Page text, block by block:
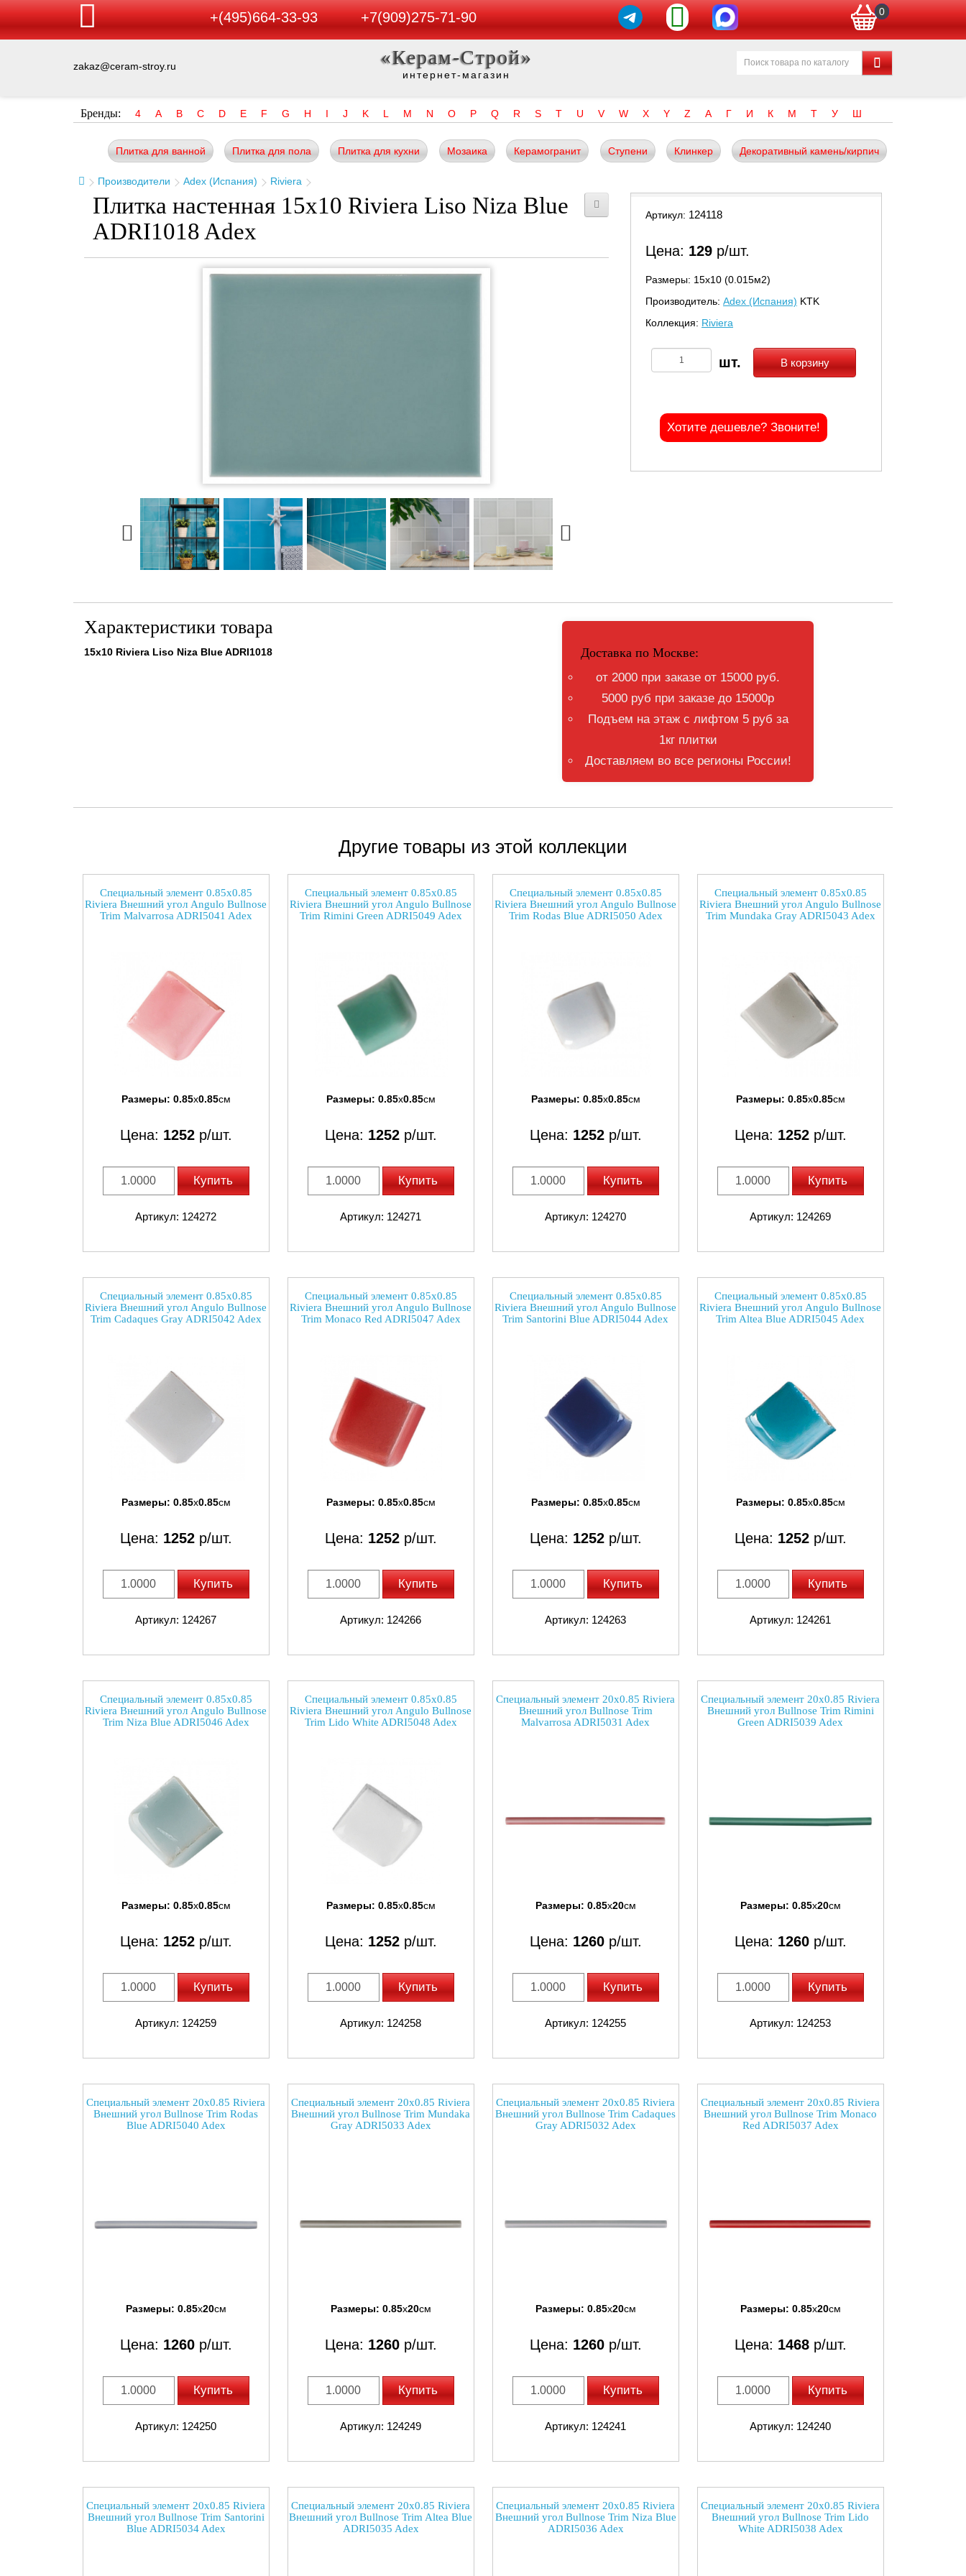
+(495)664-33-93 +7(909)275-71-90 0
zakaz@ceram-stroy.ru «Керам-Строй»
интернет-магазин
Бренды: 4 A B C D E F G H I J K L M N O P Q R S T U V W X Y Z А Г И К М Т У Ш
Плитка для ванной Плитка для пола Плитка для кухни Мозаика Керамогранит Ступени Клинкер Декоративный камень/кирпич
Производители Adex (Испания) Riviera
Плитка настенная 15x10 Riviera Liso Niza Blue
ADRI1018 Adex
Артикул: 124118
Цена: 129 р/шт.
Размеры: 15х10 (0.015м2)
Производитель: Adex (Испания) KTK
Коллекция: Riviera
В корзину
Хотите дешевле? Звоните!
Характеристики товара
15x10 Riviera Liso Niza Blue ADRI1018 Доставка по Москве:
от 2000 при заказе от 15000 руб.
5000 руб при заказе до 15000р
Подъем на этаж с лифтом 5 руб за
1кг плитки
Доставляем во все регионы России!
Другие товары из этой коллекции
Специальный элемент 0.85x0.85
Riviera Внешний угол Angulo Bullnose
Trim Malvarrosa ADRI5041 Adex
Размеры: 0.85x0.85см
Цена: 1252р/шт.
Купить
Артикул: 124272
Специальный элемент 0.85x0.85
Riviera Внешний угол Angulo Bullnose
Trim Rimini Green ADRI5049 Adex
Размеры: 0.85x0.85см
Цена: 1252р/шт.
Купить
Артикул: 124271
Специальный элемент 0.85x0.85
Riviera Внешний угол Angulo Bullnose
Trim Rodas Blue ADRI5050 Adex
Размеры: 0.85x0.85см
Цена: 1252р/шт.
Купить
Артикул: 124270
Специальный элемент 0.85x0.85
Riviera Внешний угол Angulo Bullnose
Trim Mundaka Gray ADRI5043 Adex
Размеры: 0.85x0.85см
Цена: 1252р/шт.
Купить
Артикул: 124269
Специальный элемент 0.85x0.85
Riviera Внешний угол Angulo Bullnose
Trim Cadaques Gray ADRI5042 Adex
Размеры: 0.85x0.85см
Цена: 1252р/шт.
Купить
Артикул: 124267
Специальный элемент 0.85x0.85
Riviera Внешний угол Angulo Bullnose
Trim Monaco Red ADRI5047 Adex
Размеры: 0.85x0.85см
Цена: 1252р/шт.
Купить
Артикул: 124266
Специальный элемент 0.85x0.85
Riviera Внешний угол Angulo Bullnose
Trim Santorini Blue ADRI5044 Adex
Размеры: 0.85x0.85см
Цена: 1252р/шт.
Купить
Артикул: 124263
Специальный элемент 0.85x0.85
Riviera Внешний угол Angulo Bullnose
Trim Altea Blue ADRI5045 Adex
Размеры: 0.85x0.85см
Цена: 1252р/шт.
Купить
Артикул: 124261
Специальный элемент 0.85x0.85
Riviera Внешний угол Angulo Bullnose
Trim Niza Blue ADRI5046 Adex
Размеры: 0.85x0.85см
Цена: 1252р/шт.
Купить
Артикул: 124259
Специальный элемент 0.85x0.85
Riviera Внешний угол Angulo Bullnose
Trim Lido White ADRI5048 Adex
Размеры: 0.85x0.85см
Цена: 1252р/шт.
Купить
Артикул: 124258
Специальный элемент 20x0.85 Riviera
Внешний угол Bullnose Trim
Malvarrosa ADRI5031 Adex
Размеры: 0.85x20см
Цена: 1260р/шт.
Купить
Артикул: 124255
Специальный элемент 20x0.85 Riviera
Внешний угол Bullnose Trim Rimini
Green ADRI5039 Adex
Размеры: 0.85x20см
Цена: 1260р/шт.
Купить
Артикул: 124253
Специальный элемент 20x0.85 Riviera
Внешний угол Bullnose Trim Rodas
Blue ADRI5040 Adex
Размеры: 0.85x20см
Цена: 1260р/шт.
Купить
Артикул: 124250
Специальный элемент 20x0.85 Riviera
Внешний угол Bullnose Trim Mundaka
Gray ADRI5033 Adex
Размеры: 0.85x20см
Цена: 1260р/шт.
Купить
Артикул: 124249
Специальный элемент 20x0.85 Riviera
Внешний угол Bullnose Trim Cadaques
Gray ADRI5032 Adex
Размеры: 0.85x20см
Цена: 1260р/шт.
Купить
Артикул: 124241
Специальный элемент 20x0.85 Riviera
Внешний угол Bullnose Trim Monaco
Red ADRI5037 Adex
Размеры: 0.85x20см
Цена: 1468р/шт.
Купить
Артикул: 124240
Специальный элемент 20x0.85 Riviera
Внешний угол Bullnose Trim Santorini
Blue ADRI5034 Adex
Специальный элемент 20x0.85 Riviera
Внешний угол Bullnose Trim Altea Blue
ADRI5035 Adex
Специальный элемент 20x0.85 Riviera
Внешний угол Bullnose Trim Niza Blue
ADRI5036 Adex
Специальный элемент 20x0.85 Riviera
Внешний угол Bullnose Trim Lido
White ADRI5038 Adex